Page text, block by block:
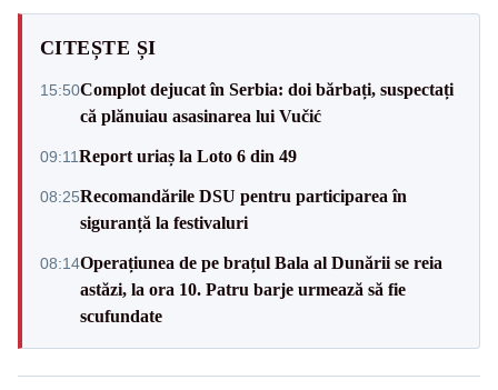
CITEȘTE ȘI
15:50Complot dejucat în Serbia: doi bărbați, suspectați
că plănuiau asasinarea lui Vučić
09:11Report uriaș la Loto 6 din 49
08:25Recomandările DSU pentru participarea în
siguranță la festivaluri
08:14Operațiunea de pe brațul Bala al Dunării se reia
astăzi, la ora 10. Patru barje urmează să fie
scufundate